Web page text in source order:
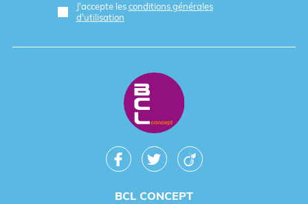
J'accepte lesconditions générales
d'utilisation
BCL CONCEPT